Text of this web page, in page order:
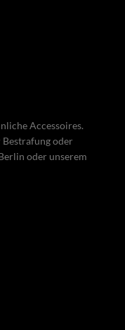
Accessoires.
oder
oder unserem